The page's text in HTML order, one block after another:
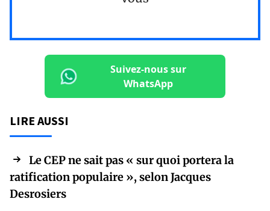
Suivez-nous sur
WhatsApp
LIRE AUSSI
Le CEP ne sait pas « sur quoi portera la
ratification populaire », selon Jacques
Desrosiers